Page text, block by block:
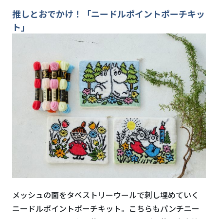
推しとおでかけ！「ニードルポイントポーチキッ
ト」
メッシュの面をタペストリーウールで刺し埋めていく
ニードルポイントポーチキット。こちらもパンチニー